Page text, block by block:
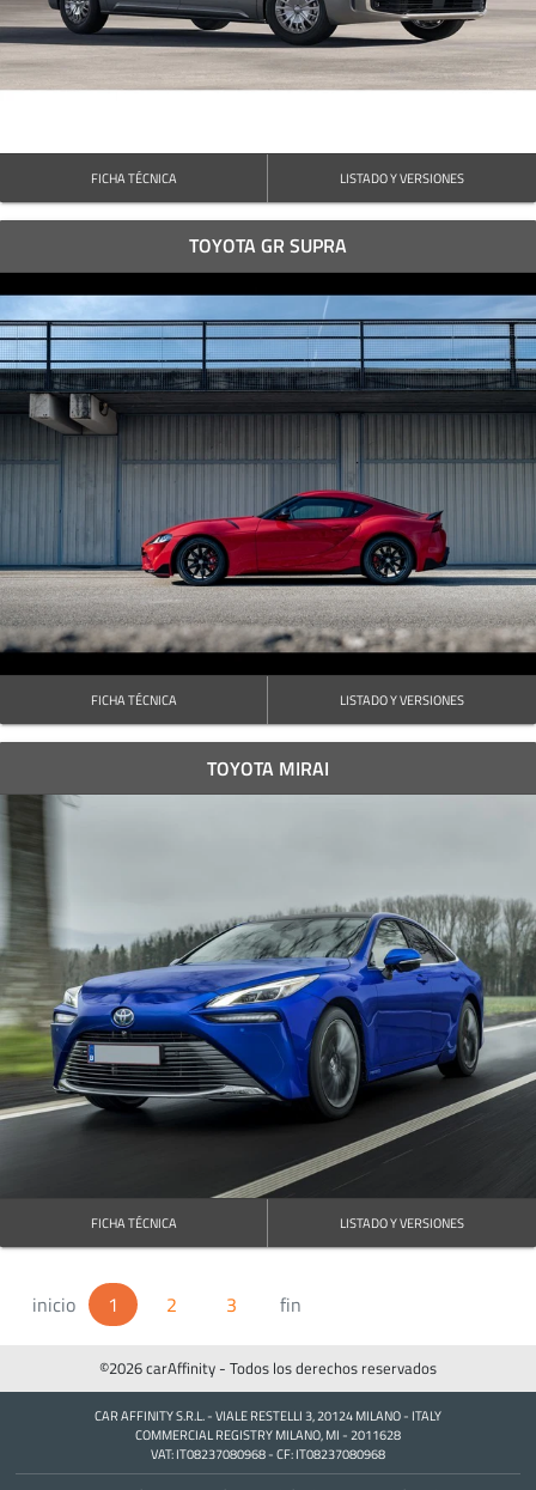
FICHA TÉCNICA LISTADO Y VERSIONES
TOYOTA GR SUPRA
FICHA TÉCNICA LISTADO Y VERSIONES
TOYOTA MIRAI
FICHA TÉCNICA LISTADO Y VERSIONES
inicio 1 (Actual)
2 3 fin
©2026 carAffinity - Todos los derechos reservados
CAR AFFINITY S.R.L. - VIALE RESTELLI 3, 20124 MILANO - ITALY
COMMERCIAL REGISTRY MILANO, MI - 2011628
VAT: IT08237080968 - CF: IT08237080968